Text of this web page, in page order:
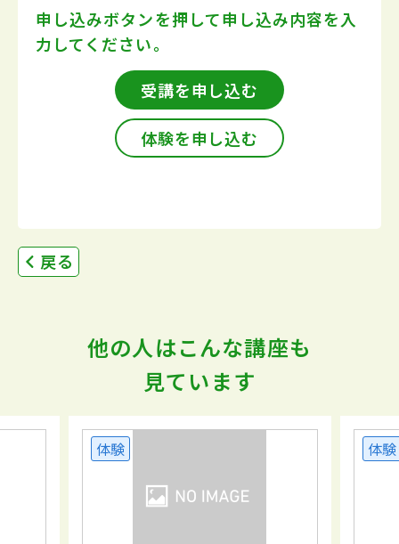
申し込みボタンを押して申し込み内容を入
力してください。
受講を申し込む
体験を申し込む
戻る
他の人はこんな講座も
見ています
体験 体験